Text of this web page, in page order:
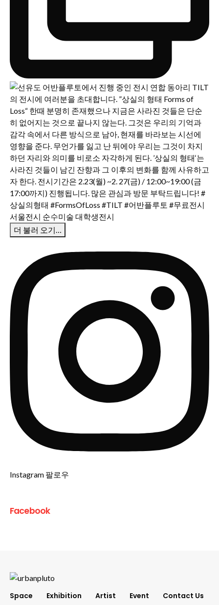
더 불러 오기…
Instagram 팔로우
Facebook
Space Exhibition Artist Event Contact Us